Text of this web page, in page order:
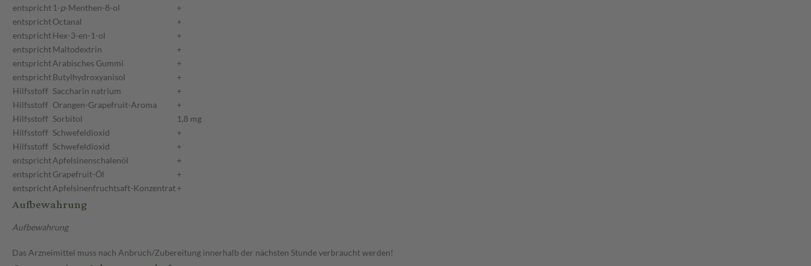
entspricht 1-p-Menthen-8-ol
+
entsprichtOctanal
+
entsprichtHex-3-en-1-ol
+
entsprichtMaltodextrin
+
entsprichtArabisches Gummi
+
entsprichtButylhydroxyanisol
+
Hilfsstoff Saccharin natrium
+
Hilfsstoff Orangen-Grapefruit-Aroma
+
Hilfsstoff Sorbitol
1,8 mg
Hilfsstoff Schwefeldioxid
+
Hilfsstoff Schwefeldioxid
+
entsprichtApfelsinenschalenöl
+
entsprichtGrapefruit-Öl
+
entsprichtApfelsinenfruchtsaft-Konzentrat+
Aufbewahrung
Aufbewahrung
Das Arzneimittel muss nach Anbruch/Zubereitung innerhalb der nächsten Stunde verbraucht werden!